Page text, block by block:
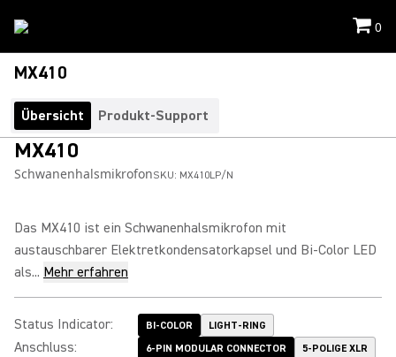
0
MX410
Übersicht Produkt-Support
MX410
SchwanenhalsmikrofonSKU: MX410LP/N
Das MX410 ist ein Schwanenhalsmikrofon mit
austauschbarer Elektretkondensatorkapsel und Bi-Color LED
als... Mehr erfahren
Status Indicator: BI-COLOR LIGHT-RING
Anschluss: 6-PIN MODULAR CONNECTOR 5-POLIGE XLR